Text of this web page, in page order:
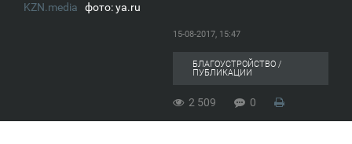
KZN.media фото: ya.ru
15-08-2017, 15:47
БЛАГОУСТРОЙСТВО /
ПУБЛИКАЦИИ
2 509 0